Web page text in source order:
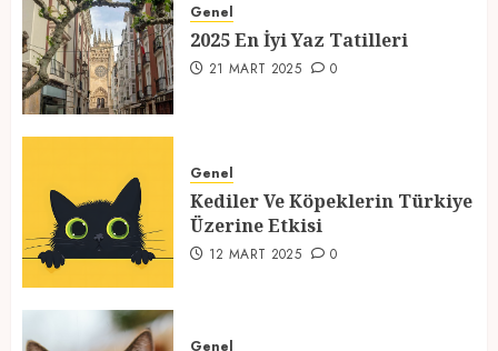
2
12 MART 2025
3
Seçildi
12 MART 2025 0
Genel
2025 En İyi Yaz Tatilleri
21 MART 2025 0
Genel
Kediler Ve Köpeklerin Türkiye
Üzerine Etkisi
12 MART 2025 0
Genel